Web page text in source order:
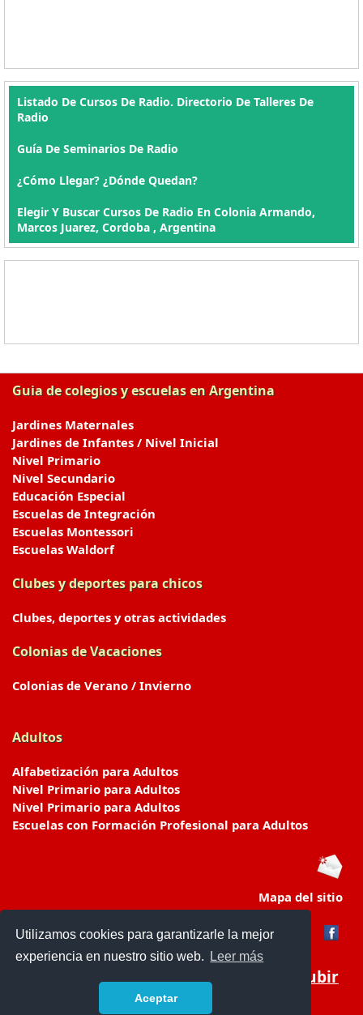
Utilizamos cookies para garantizarle la mejor
experiencia en nuestro sitio web.
Leer más
Aceptar
Listado De Cursos De Radio. Directorio De Talleres De
Radio
Guía De Seminarios De Radio
¿Cómo Llegar? ¿Dónde Quedan?
Elegir Y Buscar Cursos De Radio En Colonia Armando,
Marcos Juarez, Cordoba , Argentina
Guia de colegios y escuelas en Argentina
Jardines Maternales
Jardines de Infantes / Nivel Inicial
Nivel Primario
Nivel Secundario
Educación Especial
Escuelas de Integración
Escuelas Montessori
Escuelas Waldorf
Clubes y deportes para chicos
Clubes, deportes y otras actividades
Colonias de Vacaciones
Colonias de Verano / Invierno
Adultos
Alfabetización para Adultos
Nivel Primario para Adultos
Nivel Primario para Adultos
Escuelas con Formación Profesional para Adultos
Mapa del sitio
Subir